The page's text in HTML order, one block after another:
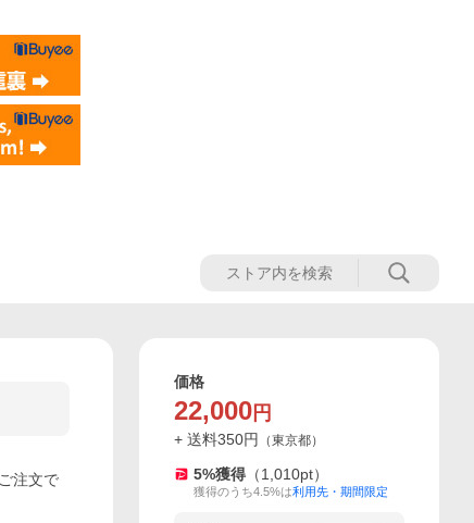
注文で
価格
22,000 円
+ 送料350円 （東京都）
5%獲得 （1,010pt）
獲得のうち4.5%は利用先・期間限定